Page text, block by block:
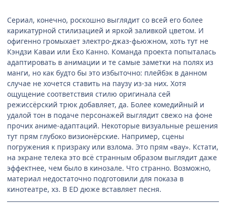
Сериал, конечно, роскошно выглядит со всей его более
карикатурной стилизацией и яркой заливкой цветом. И
офигенно громыхает электро-джаз-фьюжном, хоть тут не
Кэндзи Каваи или Ёко Канно. Команда проекта попыталась
адаптировать в анимации и те самые заметки на полях из
манги, но как будто бы это избыточно: плейбэк в данном
случае не хочется ставить на паузу из-за них. Хотя
ощущение соответствия стилю оригинала сей
режиссёрский трюк добавляет, да. Более комедийный и
удалой тон в подаче персонажей выглядит свежо на фоне
прочих аниме-адаптаций. Некоторые визуальные решения
тут прям глубоко визионёрские. Например, сцены
погружения к призраку или взлома. Это прям «вау». Кстати,
на экране телека это всё странным образом выглядит даже
эффектнее, чем было в кинозале. Что странно. Возможно,
материал недостаточно подготовили для показа в
кинотеатре, хз. В ED дюже вставляет песня.